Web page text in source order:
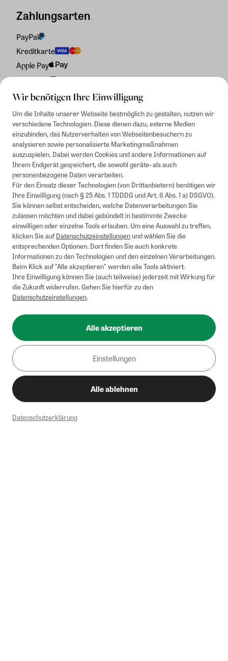
Wir benötigen Ihre Einwilligung
Um die Inhalte unserer Webseite bestmöglich zu gestalten, nutzen wir
verschiedene Technologien. Diese dienen dazu, externe Medien
einzubinden, das Nutzerverhalten von Webseitenbesuchern zu
analysieren sowie personalisierte Marketingmaßnahmen
auszuspielen. Dabei werden Cookies und andere Informationen auf
Ihrem Endgerät gespeichert, die sowohl geräte- als auch
personenbezogene Daten verarbeiten.
Für den Einsatz dieser Technologien (von Drittanbietern) benötigen wir
Ihre Einwilligung (nach § 25 Abs. 1 TDDDG und Art. 6 Abs. 1 a) DSGVO).
Sie können selbst entscheiden, welche Datenverarbeitungen Sie
zulassen möchten und dabei gebündelt in bestimmte Zwecke
einwilligen oder einzelne Tools erlauben. Um eine Auswahl zu treffen,
klicken Sie aufDatenschutzeinstellungenund wählen Sie die
entsprechenden Optionen. Dort finden Sie auch konkrete
Informationen zu den Technologien und den einzelnen Verarbeitungen.
Beim Klick auf "Alle akzeptieren" werden alle Tools aktiviert.
Ihre Einwilligung können Sie (auch teilweise) jederzeit mit Wirkung für
die Zukunft widerrufen. Gehen Sie hierfür zu den
Datenschutzeinstellungen.
Alle akzeptieren
Einstellungen
Alle ablehnen
Datenschutzerklärung
Zahlungsarten
PayPal
Kreditkarte
Apple Pay
Rechnung